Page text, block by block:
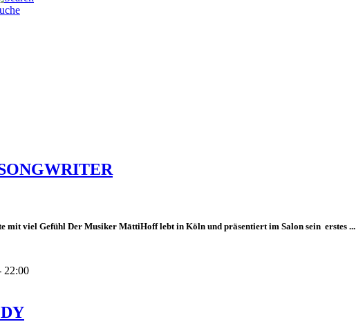
mit viel Gefühl Der Musiker MāttiHoff lebt in Köln und präsentiert im Salon sein erstes ...
22:00